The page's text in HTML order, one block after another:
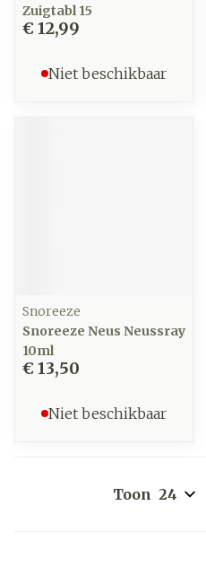
Zuigtabl 15
€ 12,99
Niet beschikbaar
Snoreeze
Snoreeze Neus Neussray
10ml
€ 13,50
Niet beschikbaar
Toon